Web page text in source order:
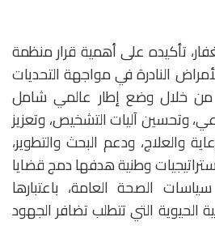
تأكيده على أهمية قرار منظمة
النادرة في مواجهة التحديات
من خلال وضع إطار عالمي شامل
وتحسين آليات التشخيص، وتعزيز
والعلاج، ودعم البحث والتطوير،
وطنية هدفها دمج قضايا
الصحة العامة، باعتبارها
الحيوية التي تتطلب تضافر الجهود